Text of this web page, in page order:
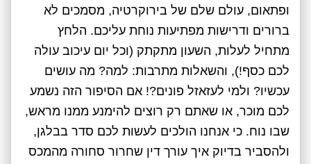
ופתאום, עולם שלם של בירוקרטיה, מסמכים לא
ברורים ודרישות מפתיעות נוחת עליכם. הלחץ
מתחיל לעלות, השעון מתקתק (וכל יום עיכוב עולה
לכם כסף!), והשאלות מתרבות: למה? מה עושים
עכשיו? ולמי לעזאזל פונים?! אם הסיפור הזה נשמע
לכם מוכר, או שאתם רק רוצים להימנע ממנו מראש,
שבו נוח. כי אנחנו הולכים לעשות לכם סדר בבלגן,
ולהסביר בדיוק איך עורך דין שחרור סחורה מהמכס